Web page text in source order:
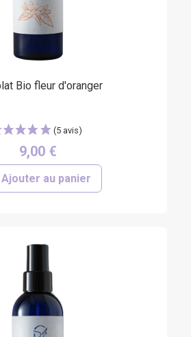
Bio fleur d'oranger
9,00 €
Ajouter au panier